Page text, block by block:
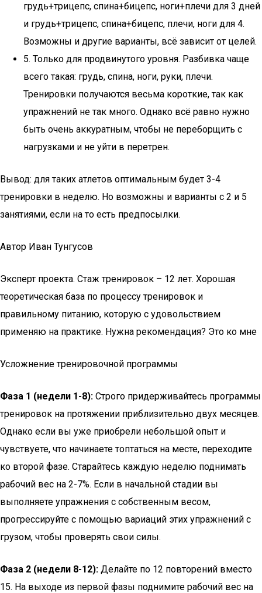
грудь+трицепс, спина+бицепс, ноги+плечи для 3 дней
и грудь+трицепс, спина+бицепс, плечи, ноги для 4.
Возможны и другие варианты, всё зависит от целей.
5. Только для продвинутого уровня. Разбивка чаще
всего такая: грудь, спина, ноги, руки, плечи.
Тренировки получаются весьма короткие, так как
упражнений не так много. Однако всё равно нужно
быть очень аккуратным, чтобы не переборщить с
нагрузками и не уйти в перетрен.
Вывод: для таких атлетов оптимальным будет 3-4
тренировки в неделю. Но возможны и варианты с 2 и 5
занятиями, если на то есть предпосылки.
Автор Иван Тунгусов
Эксперт проекта. Стаж тренировок – 12 лет. Хорошая
теоретическая база по процессу тренировок и
правильному питанию, которую с удовольствием
применяю на практике. Нужна рекомендация? Это ко мне
Усложнение тренировочной программы
Фаза 1 (недели 1-8): Строго придерживайтесь программы
тренировок на протяжении приблизительно двух месяцев.
Однако если вы уже приобрели небольшой опыт и
чувствуете, что начинаете топтаться на месте, переходите
ко второй фазе. Старайтесь каждую неделю поднимать
рабочий вес на 2-7%. Если в начальной стадии вы
выполняете упражнения с собственным весом,
прогрессируйте с помощью вариаций этих упражнений с
грузом, чтобы проверять свои силы.
Фаза 2 (недели 8-12): Делайте по 12 повторений вместо
15. На выходе из первой фазы поднимите рабочий вес на